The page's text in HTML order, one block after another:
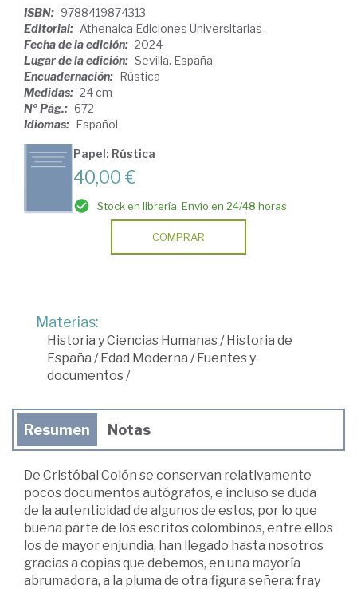
ISBN: 9788419874313
Editorial: Athenaica Ediciones Universitarias
Fecha de la edición: 2024
Lugar de la edición: Sevilla. España
Encuadernación: Rústica
Medidas: 24 cm
Nº Pág.: 672
Idiomas: Español
Papel: Rústica
40,00 €
Stock en librería. Envío en 24/48 horas
COMPRAR
Materias:
Historia y Ciencias Humanas/Historia de
España /Edad Moderna /Fuentes y
documentos/
Resumen Notas
De Cristóbal Colón se conservan relativamente
pocos documentos autógrafos, e incluso se duda
de la autenticidad de algunos de estos, por lo que
buena parte de los escritos colombinos, entre ellos
los de mayor enjundia, han llegado hasta nosotros
gracias a copias que debemos, en una mayoría
abrumadora, a la pluma de otra figura señera: fray